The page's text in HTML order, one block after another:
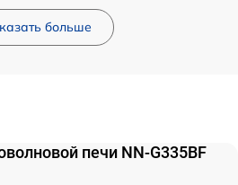
больше
печи NN-G335BF